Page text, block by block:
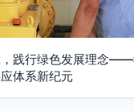
践行绿色发展理念
体系新纪元